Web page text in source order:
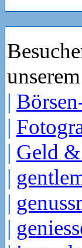
|
|
| Geld
|
|
|